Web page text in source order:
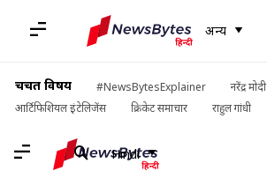
अन्य
चर्चित विषय #NewsBytesExplainer
नरेंद्र मोदी
आर्टिफिशियल इंटेलिजेंस
क्रिकेट समाचार राहुल गांधी
Hindi